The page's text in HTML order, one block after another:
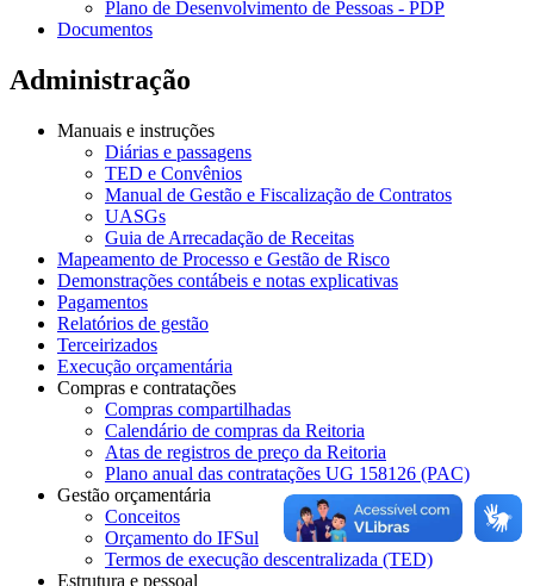
Plano de Desenvolvimento de Pessoas - PDP
Documentos
Administração
Manuais e instruções
Diárias e passagens
TED e Convênios
Manual de Gestão e Fiscalização de Contratos
UASGs
Guia de Arrecadação de Receitas
Mapeamento de Processo e Gestão de Risco
Demonstrações contábeis e notas explicativas
Pagamentos
Relatórios de gestão
Terceirizados
Execução orçamentária
Compras e contratações
Compras compartilhadas
Calendário de compras da Reitoria
Atas de registros de preço da Reitoria
Plano anual das contratações UG 158126 (PAC)
Gestão orçamentária
Conceitos
Orçamento do IFSul
Termos de execução descentralizada (TED)
Estrutura e pessoal